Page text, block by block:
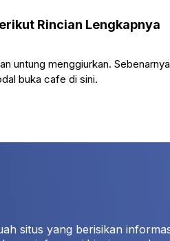
Rincian Lengkapnya
untung menggiurkan.
buka cafe di sini.
situs yang berisikan